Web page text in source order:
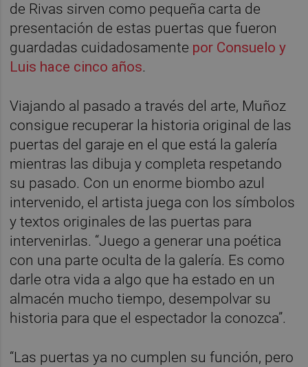
de Rivas sirven como pequeña carta de
presentación de estas puertas que fueron
guardadas cuidadosamente por Consuelo y
Luis hace cinco años.
Viajando al pasado a través del arte, Muñoz
consigue recuperar la historia original de las
puertas del garaje en el que está la galería
mientras las dibuja y completa respetando
su pasado. Con un enorme biombo azul
intervenido, el artista juega con los símbolos
y textos originales de las puertas para
intervenirlas. “Juego a generar una poética
con una parte oculta de la galería. Es como
darle otra vida a algo que ha estado en un
almacén mucho tiempo, desempolvar su
historia para que el espectador la conozca”.
“Las puertas ya no cumplen su función, pero